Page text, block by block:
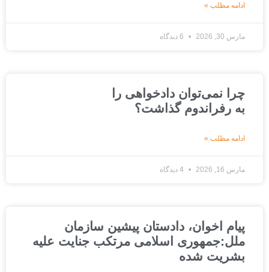
ادامه مطلب »
مارس 30, 2026 6 دیدگاه
چرا نمی‌توان دادخواهی را
به رفراندوم گذاشت؟
ادامه مطلب »
مارس 16, 2026 4 دیدگاه
پیام اخوان، دادستان پیشین سازمان
ملل:جمهوری اسلامی مرتکب جنایت علیه
بشریت شده